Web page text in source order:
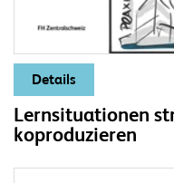
Details
Lernsituationen
koproduzieren